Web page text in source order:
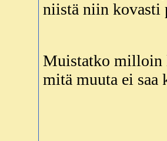
niistä niin kovasti
Muistatko milloin
mitä muuta ei saa